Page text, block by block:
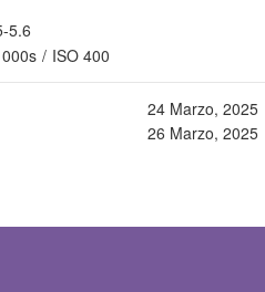
5.6
/ ISO 400
24 Marzo, 2025
26 Marzo, 2025